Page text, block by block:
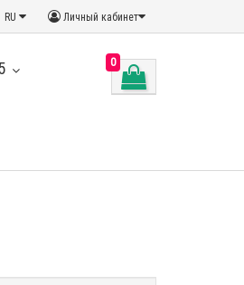
Личный кабинет
RU
0